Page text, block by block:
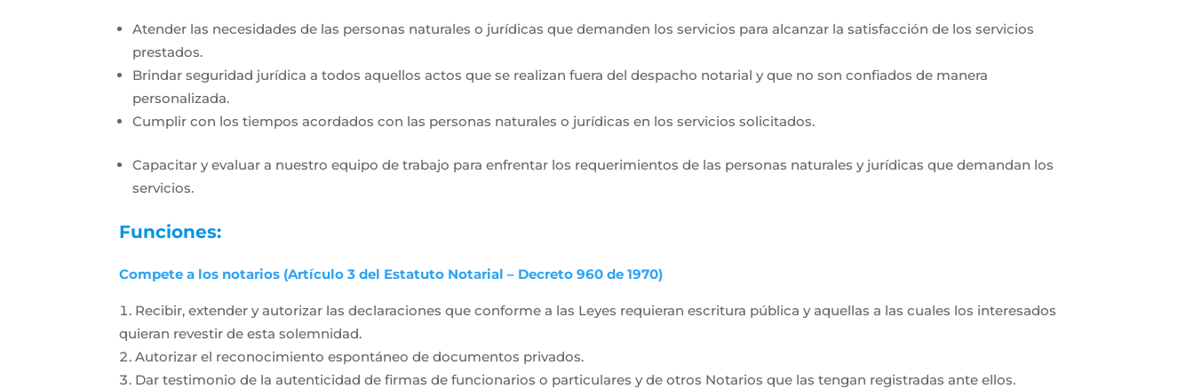
Atender las necesidades de las personas naturales o jurídicas que demanden los servicios para alcanzar la satisfacción de los servicios
prestados.
Brindar seguridad jurídica a todos aquellos actos que se realizan fuera del despacho notarial y que no son confiados de manera
personalizada.
Cumplir con los tiempos acordados con las personas naturales o jurídicas en los servicios solicitados.
Capacitar y evaluar a nuestro equipo de trabajo para enfrentar los requerimientos de las personas naturales y jurídicas que demandan los
servicios.
Funciones:
Compete a los notarios (Artículo 3 del Estatuto Notarial – Decreto 960 de 1970)
Recibir, extender y autorizar las declaraciones que conforme a las Leyes requieran escritura pública y aquellas a las cuales los interesados
quieran revestir de esta solemnidad.
Autorizar el reconocimiento espontáneo de documentos privados.
Dar testimonio de la autenticidad de firmas de funcionarios o particulares y de otros Notarios que las tengan registradas ante ellos.